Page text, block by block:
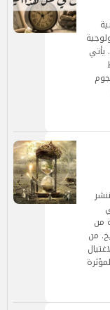
سبتمبر.. ننشر
من
من
المؤثرة